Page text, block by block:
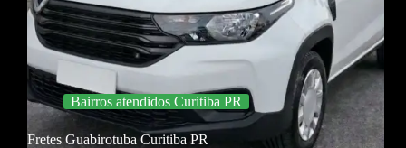
Bairros atendidos Curitiba PR
Fretes Guabirotuba Curitiba PR